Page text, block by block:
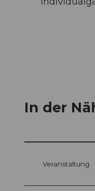
In der
Veranstaltung